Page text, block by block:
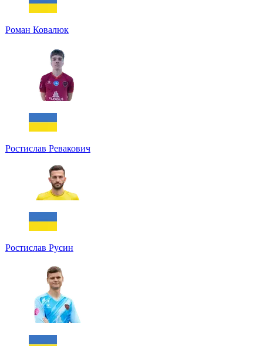
Роман Ковалюк
Ростислав Ревакович
Ростислав Русин